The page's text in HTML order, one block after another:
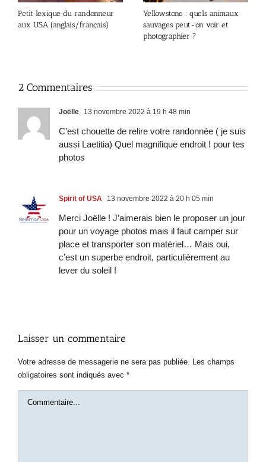
Petit lexique du randonneur
aux USA (anglais/français)
Yellowstone : quels animaux
sauvages peut-on voir et
photographier ?
2 Commentaires
Joëlle 13 novembre 2022 à 19 h 48 min
C’est chouette de relire votre randonnée ( je suis
aussi Laetitia) Quel magnifique endroit ! pour tes
photos
Spirit of USA 13 novembre 2022 à 20 h 05 min
Merci Joëlle ! J’aimerais bien le proposer un jour
pour un voyage photos mais il faut camper sur
place et transporter son matériel… Mais oui,
c’est un superbe endroit, particulièrement au
lever du soleil !
Laisser un commentaire
Votre adresse de messagerie ne sera pas publiée. Les champs
obligatoires sont indiqués avec *